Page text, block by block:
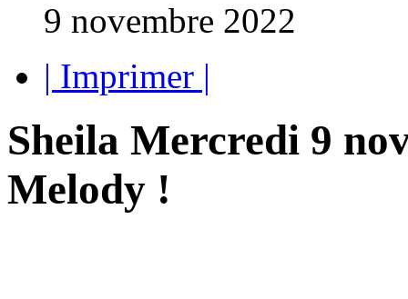
9 novembre 2022
| Imprimer |
Sheila Mercredi 9
Melody !